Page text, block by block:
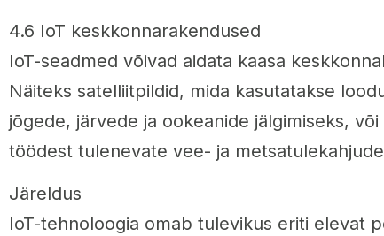
4.6 IoT keskkonnarakendused
IoT-seadmed võivad aidata kaasa
Näiteks satelliitpildid, mida kasutatakse
jõgede, järvede ja ookeanide jälgimiseks,
töödest tulenevate vee- ja
Järeldus
IoT-tehnoloogia omab tulevikus eriti elevat